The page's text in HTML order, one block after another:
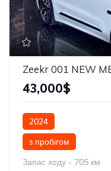
Zeekr 001 NEW
43,000$
2024
з пробігом
Запас ходу - 705 км